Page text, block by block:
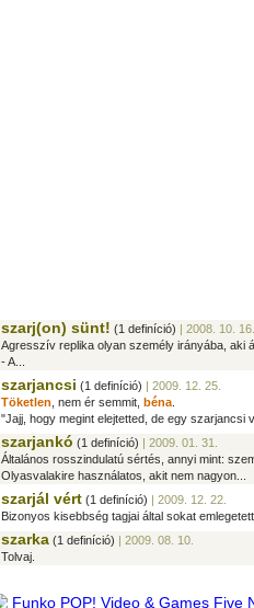
szarj(on) sünt! (1 definíció) | 2008. 10. 16.
Agresszív replika olyan személy irányába,
- A...
szarjancsi (1 definíció) | 2009. 12. 25.
Töketlen , nem ér semmit, béna
"Jajj, hogy megint elejtetted, de egy szarjancsi
szarjankó (1 definíció) | 2009. 01. 31.
Általános rosszindulatú sértés, annyi mint:
Olyasvalakire használatos, akit nem nagyon...
szarjál vért (1 definíció) | 2009. 12. 22.
Bizonyos kisebbség tagjai által sokat
szarka (1 definíció) | 2009. 08. 10.
Tolvaj.